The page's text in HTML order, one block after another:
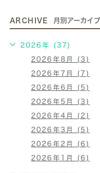
ARCHIVE 月別アーカイブ
2026年 (37)
2026年8月 (3)
2026年7月 (7)
2026年6月 (5)
2026年5月 (3)
2026年4月 (2)
2026年3月 (5)
2026年2月 (6)
2026年1月 (6)